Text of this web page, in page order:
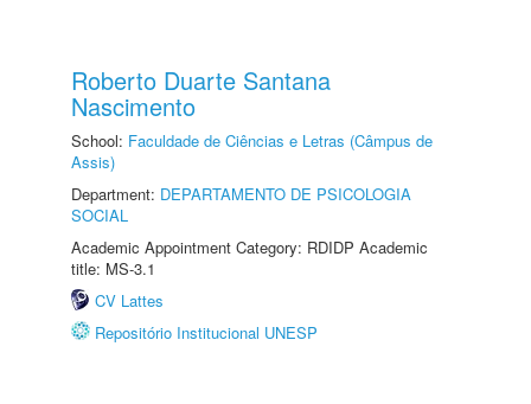
Roberto Duarte Santana
Nascimento
School: Faculdade de Ciências e Letras (Câmpus de
Assis)
Department: DEPARTAMENTO DE PSICOLOGIA
SOCIAL
Academic Appointment Category: RDIDP Academic
title: MS-3.1
CV Lattes
Repositório Institucional UNESP